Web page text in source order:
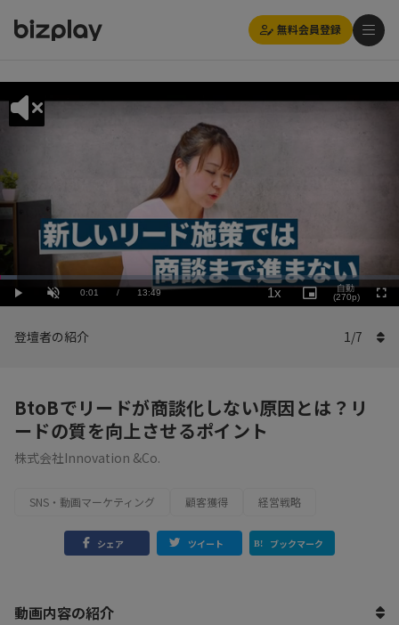
無料会員登録
Play UnmuteCurrent
0:01 / Duration
13:49
Loaded:
4.35%
1x
Playback
Rate
Picture-
in-
自動
(270p)
登壇者の紹介 1/7
BtoBでリードが商談化しない原因とは？リ
ードの質を向上させるポイント
株式会社Innovation &Co.
SNS・動画マーケティング 顧客獲得 経営戦略
シェア ツイート ブックマーク
動画内容の紹介